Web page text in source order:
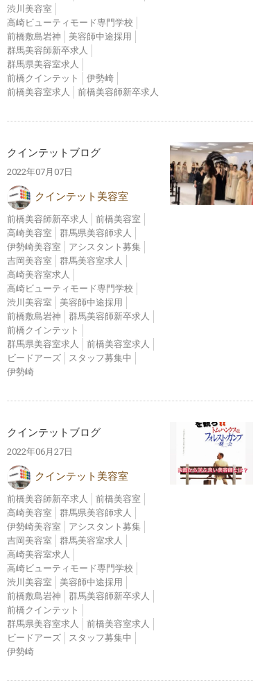
渋川美容室
高崎ビューティモード専門学校
前橋敷島岩神
美容師中途採用
群馬美容師新卒求人
群馬県美容室求人
前橋クインテット
伊勢崎
前橋美容室求人
前橋美容師新卒求人
クインテットブログ
2022年07月07日
クインテット美容室
前橋美容師新卒求人
前橋美容室
高崎美容室
群馬県美容師求人
伊勢崎美容室
アシスタント募集
吉岡美容室
群馬美容室求人
高崎美容室求人
高崎ビューティモード専門学校
渋川美容室
美容師中途採用
前橋敷島岩神
群馬美容師新卒求人
前橋クインテット
群馬県美容室求人
前橋美容室求人
ビードアーズ
スタッフ募集中
伊勢崎
クインテットブログ
2022年06月27日
クインテット美容室
前橋美容師新卒求人
前橋美容室
高崎美容室
群馬県美容師求人
伊勢崎美容室
アシスタント募集
吉岡美容室
群馬美容室求人
高崎美容室求人
高崎ビューティモード専門学校
渋川美容室
美容師中途採用
前橋敷島岩神
群馬美容師新卒求人
前橋クインテット
群馬県美容室求人
前橋美容室求人
ビードアーズ
スタッフ募集中
伊勢崎